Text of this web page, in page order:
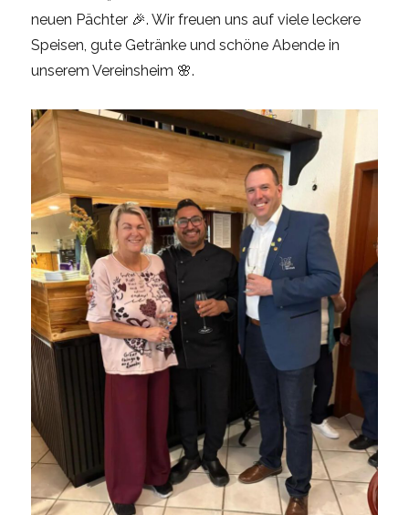
neuen Pächter 🎉. Wir freuen uns auf viele leckere
Speisen, gute Getränke und schöne Abende in
unserem Vereinsheim 🌸.